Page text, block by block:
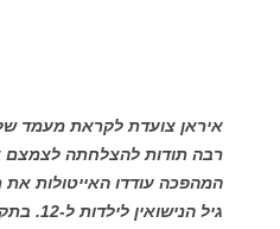
איראן צועדת לקראת מעמד
רבה תודות להצלחתה לצמצם
המהפכה עודדו האייטולות את
גיל